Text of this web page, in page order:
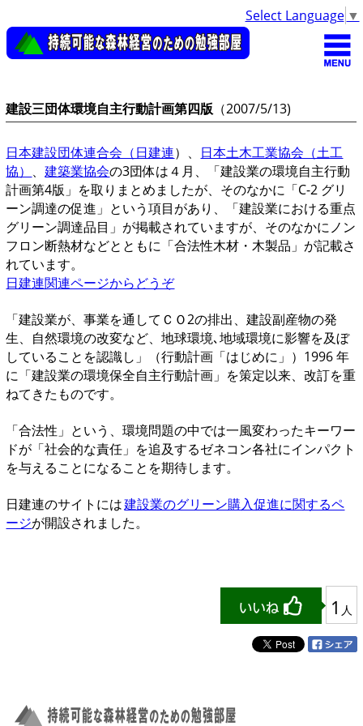
Select Language ▼
建設三団体環境自主行動計画第四版 （2007/5/13)
日本建設団体連合会（日建連）、 日本土木工業協会（土工
協） 、建築業協会の3団体は４月、「建設業の環境自主行動
計画第4版」を取りまとめましたが、そのなかに「C-2 グリ
ーン調達の促進」という項目があり、「建設業における重点
グリーン調達品目」が掲載されていますが、そのなかにノン
フロン断熱材などとともに「合法性木材・木製品」が記載さ
れています。
日建連関連ページからどうぞ
「建設業が、事業を通してＣＯ2の排出、建設副産物の発
生、自然環境の改変など、地球環境､地域環境に影響を及ぼ
していることを認識し」（行動計画「はじめに」）1996 年
に「建設業の環境保全自主行動計画」を策定以来、改訂を重
ねてきたものです。
「合法性」という、環境問題の中では一風変わったキーワー
ドが「社会的な責任」を追及するゼネコン各社にインパクト
を与えることになることを期待します。
日建連のサイトには建設業のグリーン購入促進に関するペ
ージが開設されました。
1 人